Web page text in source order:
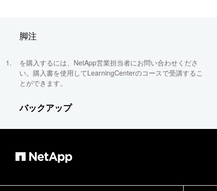
脚注
を購入するには、NetApp営業担当者にお問い合わせくださ
い。購入書を使用してLearningCenterのコースで受講するこ
とができます。
バックアップ